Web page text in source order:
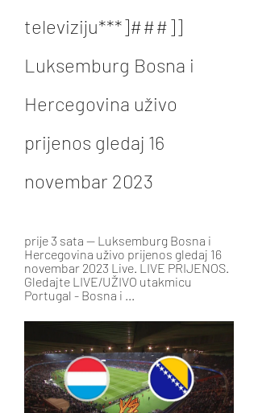
televiziju***]###]]
Luksemburg Bosna i
Hercegovina uživo
prijenos gledaj 16
novembar 2023
prije 3 sata — Luksemburg Bosna i
Hercegovina uživo prijenos gledaj 16
novembar 2023 Live. LIVE PRIJENOS.
Gledajte LIVE/UŽIVO utakmicu
Portugal - Bosna i ...